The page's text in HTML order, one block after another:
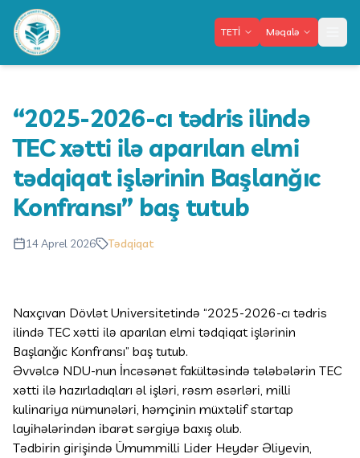
TETİ Məqalə
“2025-2026-cı tədris ilində
TEC xətti ilə aparılan elmi
tədqiqat işlərinin Başlanğıc
Konfransı” baş tutub
14 Aprel 2026 Tədqiqat
Naxçıvan Dövlət Universitetində “2025-2026-cı tədris
ilində TEC xətti ilə aparılan elmi tədqiqat işlərinin
Başlanğıc Konfransı” baş tutub.
Əvvəlcə NDU-nun İncəsənət fakültəsində tələbələrin TEC
xətti ilə hazırladıqları əl işləri, rəsm əsərləri, milli
kulinariya nümunələri, həmçinin müxtəlif startap
layihələrindən ibarət sərgiyə baxış olub.
Tədbirin girişində Ümummilli Lider Heydər Əliyevin,